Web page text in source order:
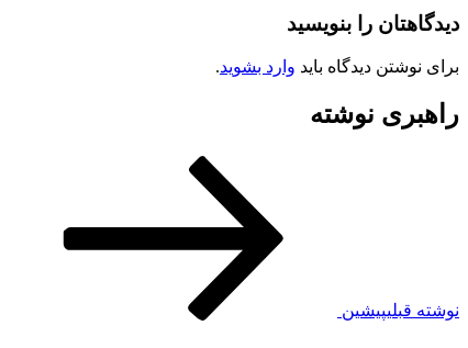
دیدگاهتان را بنویسید
برای نوشتن دیدگاه باید وارد بشوید.
راهبری نوشته
نوشته قبلیپیشین